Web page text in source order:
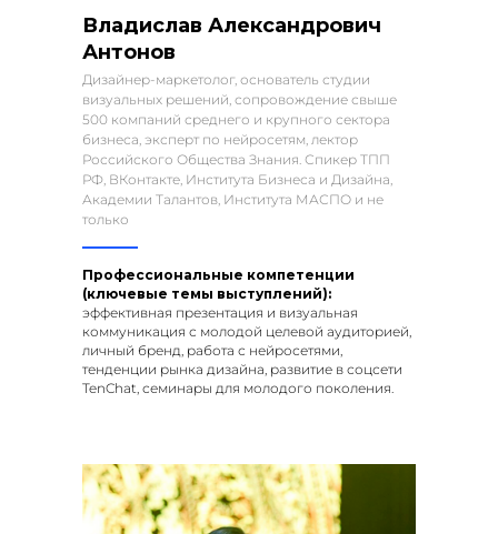
Владислав Александрович
Антонов
Дизайнер-маркетолог, основатель студии
визуальных решений, сопровождение свыше
500 компаний среднего и крупного сектора
бизнеса, эксперт по нейросетям, лектор
Российского Общества Знания. Спикер ТПП
РФ, ВКонтакте, Института Бизнеса и Дизайна,
Академии Талантов, Института МАСПО и не
только
Профессиональные компетенции
(ключевые темы выступлений):
эффективная презентация и визуальная
коммуникация с молодой целевой аудиторией,
личный бренд, работа с нейросетями,
тенденции рынка дизайна, развитие в соцсети
TenChat, семинары для молодого поколения.